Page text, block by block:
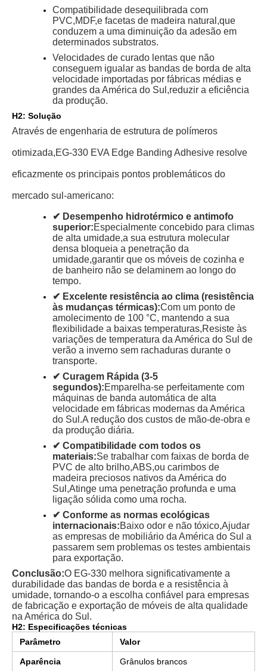
Compatibilidade desequilibrada com
PVC,MDF,e facetas de madeira natural,que
conduzem a uma diminuição da adesão em
determinados substratos.
Velocidades de curado lentas que não
conseguem igualar as bandas de borda de alta
velocidade importadas por fábricas médias e
grandes da América do Sul,reduzir a eficiência
da produção.
H2: Solução
Através de engenharia de estrutura de polímeros
otimizada,EG-330 EVA Edge Banding Adhesive resolve
eficazmente os principais pontos problemáticos do
mercado sul-americano:
✔ Desempenho hidrotérmico e antimofo
superior:Especialmente concebido para climas
de alta umidade,a sua estrutura molecular
densa bloqueia a penetração da
umidade,garantir que os móveis de cozinha e
de banheiro não se delaminem ao longo do
tempo.
✔ Excelente resistência ao clima (resistência
às mudanças térmicas):Com um ponto de
amolecimento de 100 °C, mantendo a sua
flexibilidade a baixas temperaturas,Resiste às
variações de temperatura da América do Sul de
verão a inverno sem rachaduras durante o
transporte.
✔ Curagem Rápida (3-5
segundos):Emparelha-se perfeitamente com
máquinas de banda automática de alta
velocidade em fábricas modernas da América
do Sul.A redução dos custos de mão-de-obra e
da produção diária.
✔ Compatibilidade com todos os
materiais:Se trabalhar com faixas de borda de
PVC de alto brilho,ABS,ou carimbos de
madeira preciosos nativos da América do
Sul,Atinge uma penetração profunda e uma
ligação sólida como uma rocha.
✔ Conforme as normas ecológicas
internacionais:Baixo odor e não tóxico,Ajudar
as empresas de mobiliário da América do Sul a
passarem sem problemas os testes ambientais
para exportação.
Conclusão:O EG-330 melhora significativamente a
durabilidade das bandas de borda e a resistência à
umidade, tornando-o a escolha confiável para empresas
de fabricação e exportação de móveis de alta qualidade
na América do Sul.
H2: Especificações técnicas
Parâmetro
Valor
Aparência Grânulos brancos